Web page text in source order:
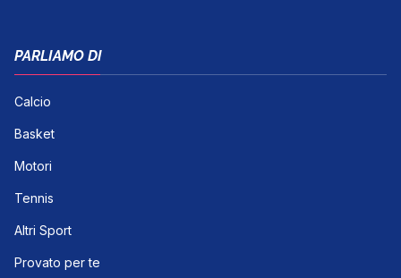
PARLIAMO DI
Calcio
Basket
Motori
Tennis
Altri Sport
Provato per te